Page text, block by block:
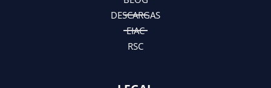
DESCARGAS
EIAC
RSC